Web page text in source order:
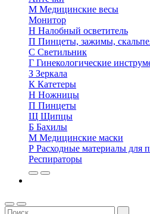
М Медицинские весы
Монитор
Н Налобный осветитель
П Пинцеты, зажимы,
С Светильник
Г Гинекологические
З Зеркала
К Катетеры
Н Ножницы
П Пинцеты
Щ Щипцы
Б Бахилы
М Медицинские маски
Р Расходные материалы для
Респираторы